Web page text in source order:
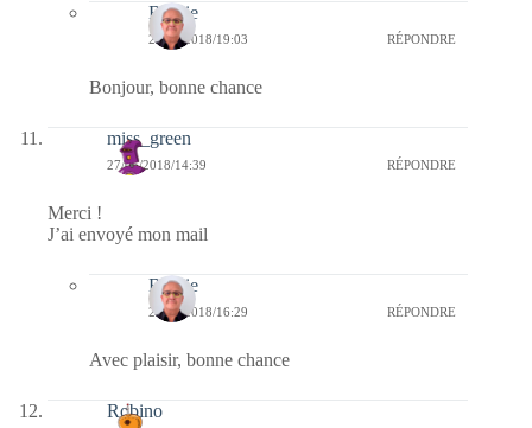
Bernie
28/05/2018/19:03 RÉPONDRE
Bonjour, bonne chance
miss_green
27/05/2018/14:39 RÉPONDRE
Merci !
J’ai envoyé mon mail
Bernie
27/05/2018/16:29 RÉPONDRE
Avec plaisir, bonne chance
Robino